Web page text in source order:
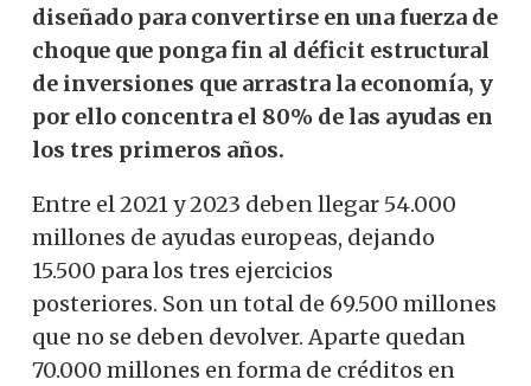
diseñado para convertirse en una fuerza de
choque que ponga fin al déficit estructural
de inversiones que arrastra la economía, y
por ello concentra el 80% de las ayudas en
los tres primeros años.
Entre el 2021 y 2023 deben llegar 54.000
millones de ayudas europeas, dejando
15.500 para los tres ejercicios
posteriores. Son un total de 69.500 millones
que no se deben devolver. Aparte quedan
70.000 millones en forma de créditos en